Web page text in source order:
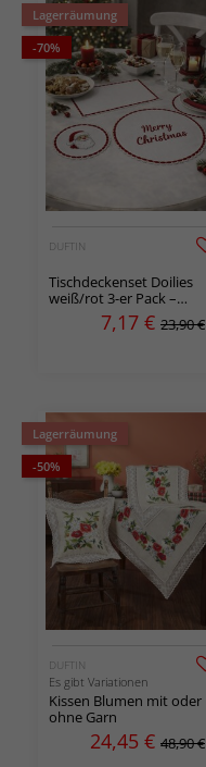
Lagerräumung
-70%
DUFTIN
Tischdeckenset Doilies
weiß/rot 3-er Pack –
bestickbare Tischdecken
mit Spitzenrand
7,17 € 23,90 €
Lagerräumung
-50%
DUFTIN
Es gibt Variationen
Kissen Blumen mit oder
ohne Garn
24,45 € 48,90 €